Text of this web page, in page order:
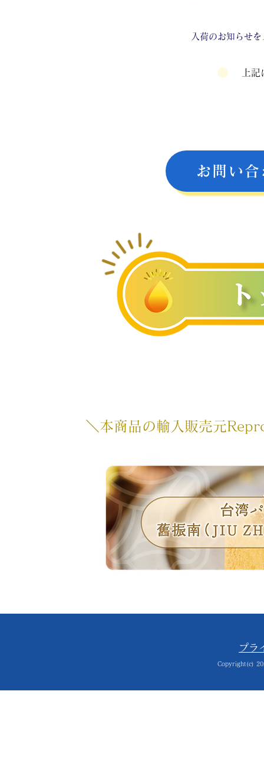
入荷のお知らせ
上
お問い
＼本商品の輸入販売元
プラ
Copyright(c)